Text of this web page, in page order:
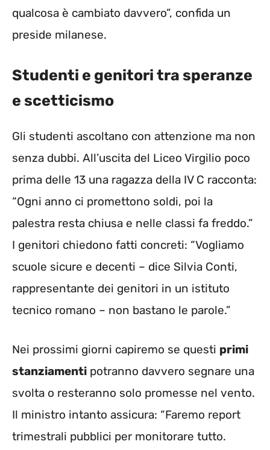
qualcosa è cambiato davvero”, confida un
preside milanese.
Studenti e genitori tra speranze
e scetticismo
Gli studenti ascoltano con attenzione ma non
senza dubbi. All’uscita del Liceo Virgilio poco
prima delle 13 una ragazza della IV C racconta:
“Ogni anno ci promettono soldi, poi la
palestra resta chiusa e nelle classi fa freddo.”
I genitori chiedono fatti concreti: “Vogliamo
scuole sicure e decenti – dice Silvia Conti,
rappresentante dei genitori in un istituto
tecnico romano – non bastano le parole.”
Nei prossimi giorni capiremo se questi primi
stanziamenti potranno davvero segnare una
svolta o resteranno solo promesse nel vento.
Il ministro intanto assicura: “Faremo report
trimestrali pubblici per monitorare tutto.